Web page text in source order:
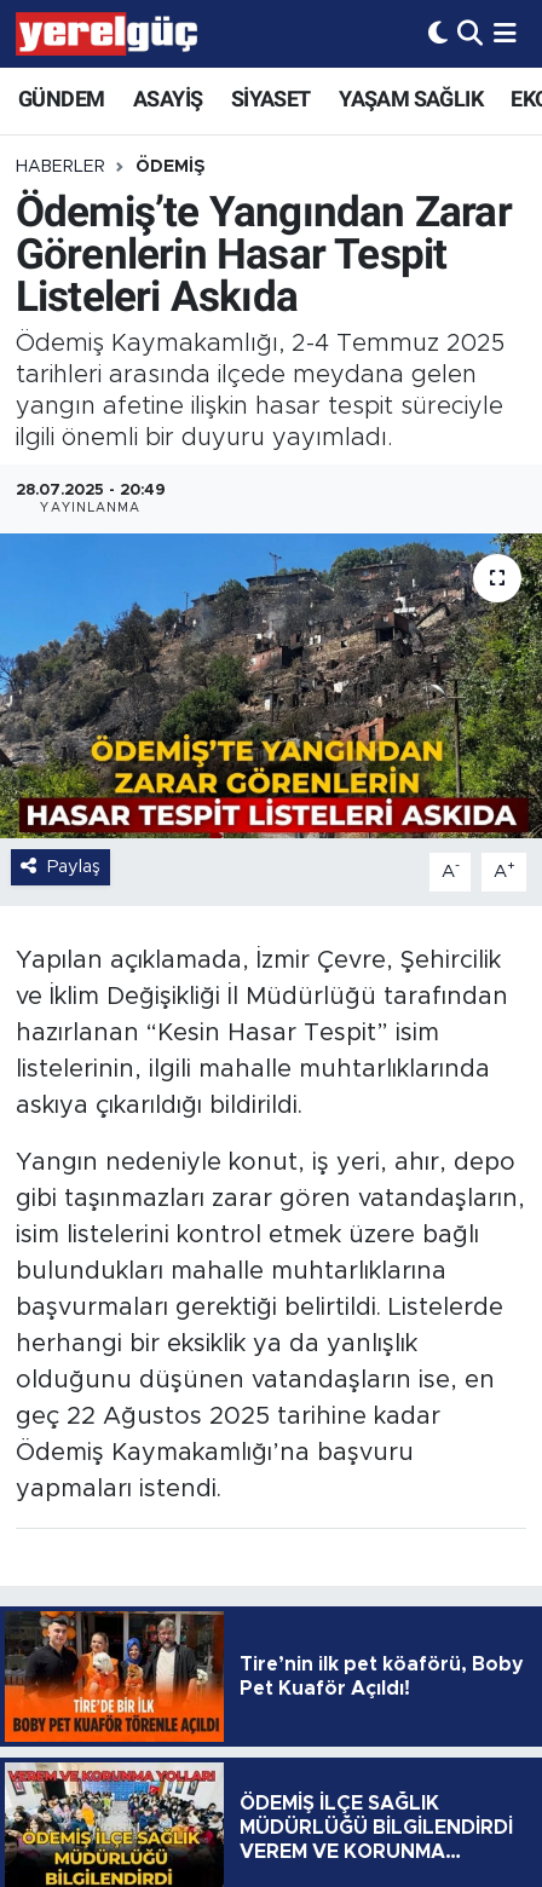
GÜNDEM ASAYİŞ SİYASET YAŞAM SAĞLIK
HABERLER ÖDEMİŞ
Ödemiş’te Yangından Zarar
Görenlerin Hasar Tespit
Listeleri Askıda
Ödemiş Kaymakamlığı, 2-4 Temmuz 2025
tarihleri arasında ilçede meydana gelen
yangın afetine ilişkin hasar tespit süreciyle
ilgili önemli bir duyuru yayımladı.
28.07.2025 - 20:49
YAYINLANMA
Paylaş A- A+
Yapılan açıklamada, İzmir Çevre, Şehircilik
ve İklim Değişikliği İl Müdürlüğü tarafından
hazırlanan “Kesin Hasar Tespit” isim
listelerinin, ilgili mahalle muhtarlıklarında
askıya çıkarıldığı bildirildi.
Yangın nedeniyle konut, iş yeri, ahır, depo
gibi taşınmazları zarar gören vatandaşların,
isim listelerini kontrol etmek üzere bağlı
bulundukları mahalle muhtarlıklarına
başvurmaları gerektiği belirtildi. Listelerde
herhangi bir eksiklik ya da yanlışlık
olduğunu düşünen vatandaşların ise, en
geç 22 Ağustos 2025 tarihine kadar
Ödemiş Kaymakamlığı’na başvuru
yapmaları istendi.
Tire’nin ilk pet köaförü, Boby
Pet Kuaför Açıldı!
ÖDEMİŞ İLÇE SAĞLIK
MÜDÜRLÜĞÜ BİLGİLENDİRDİ
VEREM VE KORUNMA